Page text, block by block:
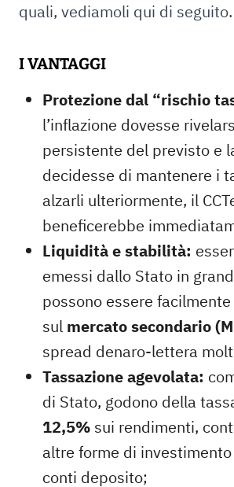
quali, vediamoli qui di seguito.
I VANTAGGI
Protezione dal “rischio
l’inflazione dovesse
persistente del previsto e
decidesse di mantenere i
alzarli ulteriormente, il
beneficerebbe
Liquidità e stabilità:
emessi dallo Stato in
possono essere
sul mercato secondario
spread denaro-lettera
Tassazione agevolata:
di Stato, godono della
12,5% sui rendimenti,
altre forme di
conti deposito;